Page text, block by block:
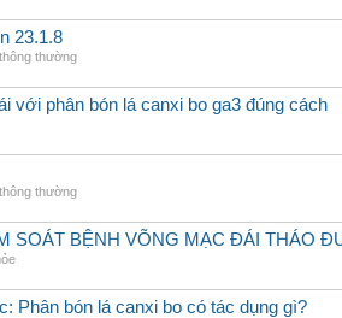
23.1.8
thường
với phân bón lá canxi bo ga3 đúng cách
thường
SOÁT BỆNH VÕNG MẠC ĐÁI THÁO
Phân bón lá canxi bo có tác dụng gì?